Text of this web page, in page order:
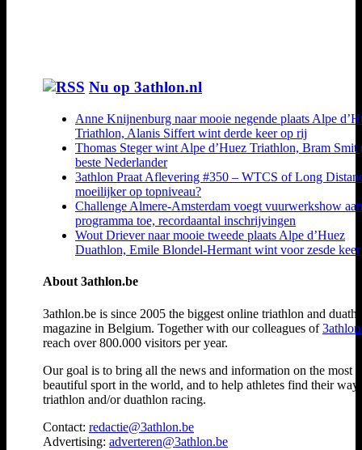
Nu op 3athlon.nl
Anne Knijnenburg naar mooie negende plaats Alpe
Triathlon, Alanis Siffert wint derde keer op rij
Thomas Steger wint Alpe d’Huez Triathlon, Bram Smit
beste Nederlander
3athlon Praat Aflevering #350 – WTCS of Long
moeilijker op topniveau?
Challenge Almere-Amsterdam voegt vuurwerkshow aan
programma toe, recordaantal inschrijvingen
Wout Driever naar mooie tweede plaats Alpe d’Huez
Duathlon, Emile Blondel-Hermant wint voor zesde keer
About 3athlon.be
3athlon.be is since 2005 the biggest online triathlon and
magazine in Belgium. Together with our colleagues of
reach over 800.000 visitors per year.
Our goal is to bring all the news and information on the most
beautiful sport in the world, and to help athletes find their way
triathlon and/or duathlon racing.
Contact: redactie@3athlon.be
Advertising: adverteren@3athlon.be